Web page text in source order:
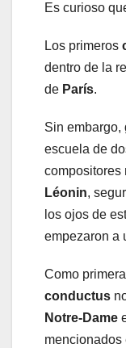
Es curioso
Los primeros
dentro de la
de París.
Sin embargo,
escuela de
compositores
Léonin,
los ojos de
empezaron a
Como
conductus
Notre-Dame
mencionados